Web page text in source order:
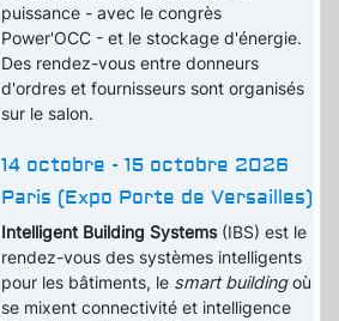
puissance - avec le congrès
Power'OCC - et le stockage d'énergie.
Des rendez-vous entre donneurs
d'ordres et fournisseurs sont organisés
sur le salon.
14 octobre - 15 octobre 2026
Paris (Expo Porte de Versailles)
Intelligent Building Systems(IBS) est le
rendez-vous des systèmes intelligents
pour les bâtiments, le smart buildingoù
se mixent connectivité et intelligence